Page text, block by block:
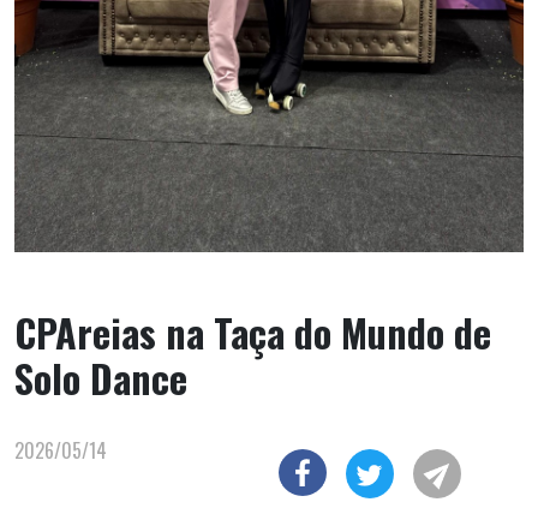
CPAreias na Taça do Mundo de
Solo Dance
2026/05/14